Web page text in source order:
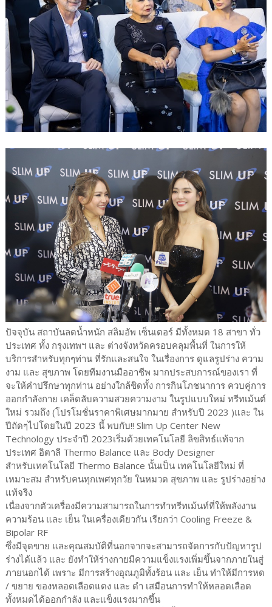
ปัจจุบัน สถาบันลดน้ำหนัก สลิมอัพ เซ็นเตอร์ มีทั้งหมด 18 สาขา ทั่ว
ประเทศ ทั้ง กรุงเทพฯ และ ต่างจังหวัดครอบคลุมพื้นที่ ในการให้
บริการสำหรับทุกๆท่าน ที่รักและสนใจ ในเรื่องการ ดูแลรูปร่าง ความ
งาม และ สุขภาพ โดยทีมงานมืออาชีพ มากประสบการณ์ของเรา ที่
จะให้คำปรึกษาทุกท่าน อย่างใกล้ชิดทั้ง การกินโภชนาการ ควบคู่การ
ออกกำลังกาย เคล็ดลับความสวยความงาม ในรูปแบบใหม่ ทรีทเม้นต์
ใหม่ รวมถึง (โปรโมชั่นราคาพิเศษมากมาย สำหรับปี 2023 )และ ใน
ปีถัดๆไปโดยในปี 2023 นี้ พบกับ!! Slim Up Center New
Technology ประจำปี 2023เริ่มด้วยเทคโนโลยี ลิขสิทธ์แท้จาก
ประเทศ อิตาลี Thermo Balance และ Body Designer
สำหรับเทคโนโลยี Thermo Balance นั้นเป็น เทคโนโลยีใหม่ ที่
เหมาะสม สำหรับคนทุกเพศทุกวัย ในหมวด สุขภาพ และ รูปร่างอย่าง
แท้จริง
เนื่องจากตัวเครื่องมีความสามารถในการทำทรีทเม้นท์ที่ให้พลังงาน
ความร้อน และ เย็น ในเครื่องเดียวกัน เรียกว่า Cooling Freeze &
Bipolar RF
ซึ่งมีจุดขาย และคุณสมบัติที่นอกจากจะสามารถจัดการกับปัญหารูป
ร่างได้แล้ว และ ยังทำให้ร่างกายมีความแข็งแรงเพิ่มขึ้นจากภายในสู่
ภายนอกได้ เพราะ มีการสร้างอุณภูมิทั้งร้อน และ เย็น ทำให้มีการหด
/ ขยาย ของหลอดเลือดแดง และ ดำ เสมือนการทำให้หลอดเลือด
ทั้งหมดได้ออกกำลัง และแข็งแรงมากขึ้น